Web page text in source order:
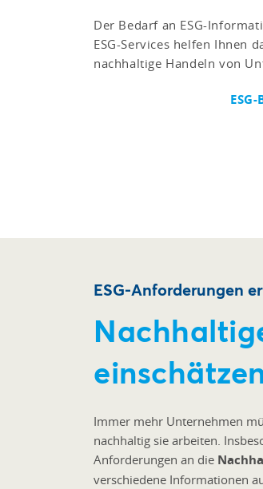
Der Bedarf an ESG-
ESG-Services helfen Ihnen
nachhaltige Handeln von
ESG-Anforderungen
Immer mehr Unternehmen
nachhaltig sie arbeiten.
Anforderungen an die
verschiedene Informationen